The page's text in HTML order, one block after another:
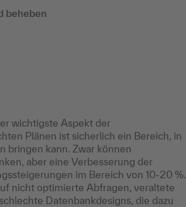
beheben
wichtigste Aspekt der
Plänen ist sicherlich ein Bereich, in
bringen kann. Zwar können
aber eine Verbesserung der
im Bereich von 10-20 %.
nicht optimierte Abfragen, veraltete
Datenbankdesigns, die dazu